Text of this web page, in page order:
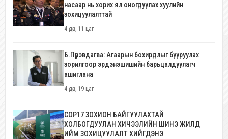
насаар нь хорих ял оногдуулах хуулийн
зохицуулалттай
4 өдөр, 11 цаг
Б.Пүрэвдагва: Агаарын бохирдлыг бууруулах
зорилгоор эрдэнэшишийн барьцалдуулагч
ашиглана
4 өдөр, 19 цаг
COP17 ЗОХИОН БАЙГУУЛАХТАЙ
ХОЛБОГДУУЛАН ХИЧЭЭЛИЙН ШИНЭ ЖИЛД
ИЙМ ЗОХИЦУУЛАЛТ ХИЙГДЭНЭ